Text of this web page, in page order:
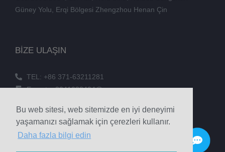
Bu web sitesi, web sitemizde en iyi deneyimi
yaşamanızı sağlamak için çerezleri kullanır.
Daha fazla bilgi edin
BİZE ULAŞIN
TEL: +86 371-63211281
E-posta: 3241038404@qq.com
Telefon: +86 18039336686
Güney Yolu, Erqi Bölgesi Zhengzhou Henan Çin